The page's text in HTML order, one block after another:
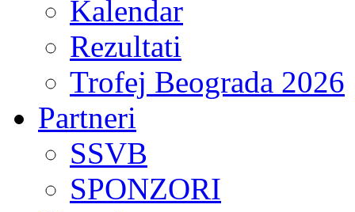
Kalendar
Rezultati
Trofej Beograda 2026
Partneri
SSVB
SPONZORI